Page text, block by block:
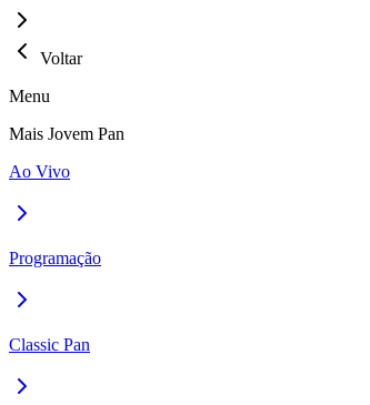
Voltar
Menu
Mais Jovem Pan
Ao Vivo
Programação
Classic Pan